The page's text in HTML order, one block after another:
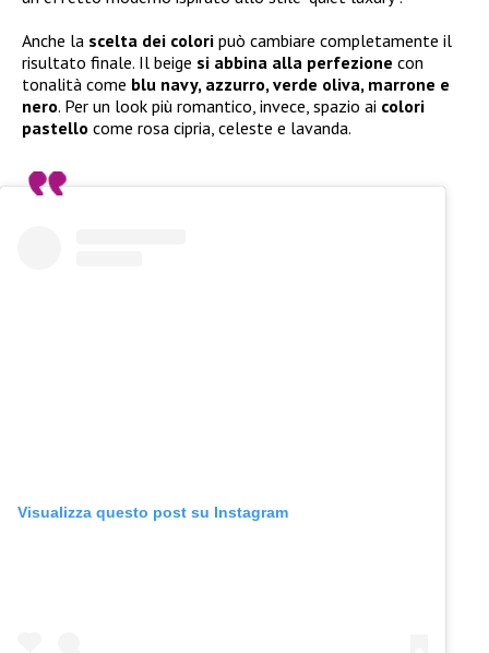
Anche la scelta dei colori può cambiare completamente il
risultato finale. Il beige si abbina alla perfezione con
tonalità come blu navy, azzurro, verde oliva, marrone e
nero. Per un look più romantico, invece, spazio ai colori
pastello come rosa cipria, celeste e lavanda.
Visualizza questo post su Instagram